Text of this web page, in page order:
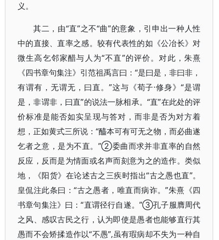
义。
其二，由“直”之不“曲”的意象，引申出一种人性
中的直接、直率之感。较有代表性的如《公冶长》对
微生高乞邻家醋与人为“不直”的评价。对此，朱熹
《四书章句集注》引范祖禹言曰：“是曰是，非曰非，
有谓有，无谓无，曰直。”这与《荀子·修身》“是谓
是，非谓非，曰直”的说法一脉相承。“直”在此处的评
价标准是能否如实呈现与答对，而非是否为对方着
想，正如黄式三所说：“醯本可有可无之物，而必曲遂
乞者之意，是为不直。”②委曲而求并非直率的自然
反应，反而是为情面或名声而刻意为之的造作。类似
地，《阳货》在论述古之三疾时指出“古之愚也直”。
皇侃注此条曰：“古之愚者，唯直而病诈。”朱熹《四
书章句集注》曰：“直谓径行自遂。”③孔子服膺周代
之风、感叹古民之行，认为即使是愚者也能够直行其
愚而不会矫揉造作以“不愚”,虽有瑕病却不失为一种自